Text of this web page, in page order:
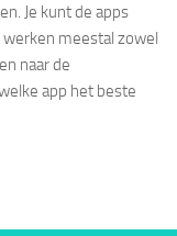
Je kunt de apps
meestal zowel
naar de
app het beste